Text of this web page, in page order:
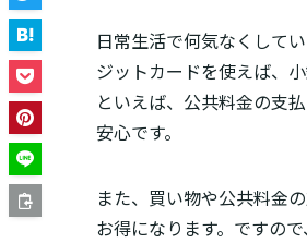
日常生活で何気なくして
ジットカードを使えば、
といえば、公共料金の支
安心です。
また、買い物や公共料金
お得になります。ですの